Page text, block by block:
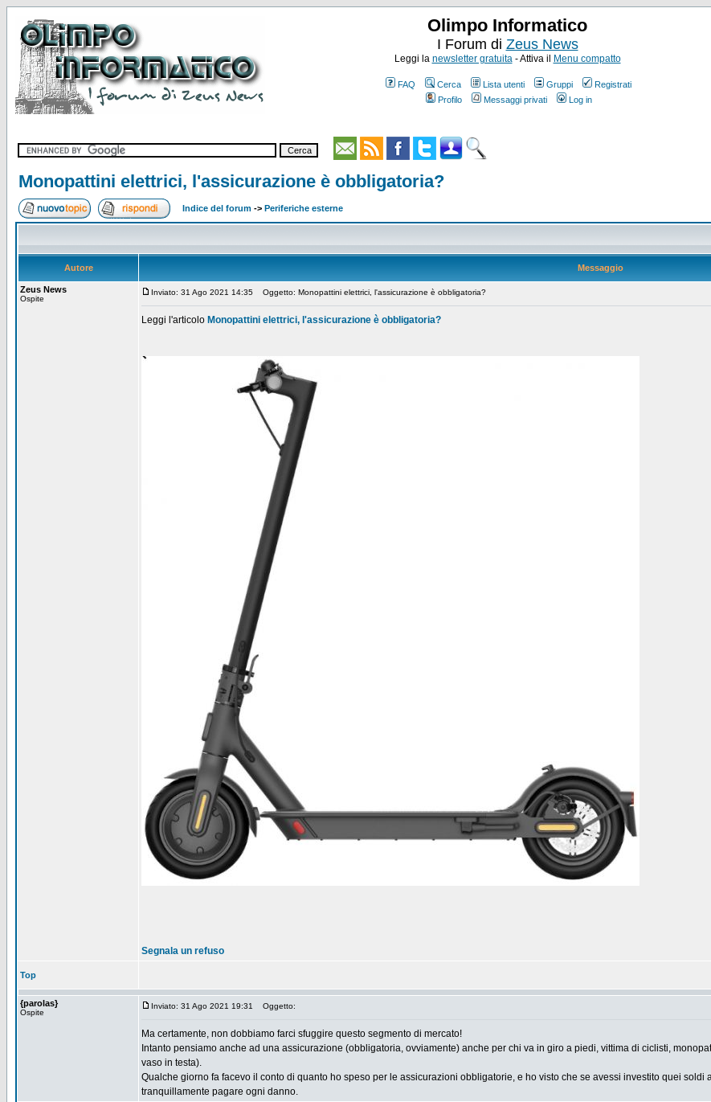
Olimpo Informatico
I Forum di Zeus News
Leggi la newsletter gratuita- Attiva il Menu compatto
FAQ Cerca Lista utenti Gruppi
Registrati
Profilo
Messaggi privati Log in
Monopattini elettrici, l'assicurazione è obbligatoria?
Indice del forum -> Periferiche esterne
Autore Messaggio
Zeus News
Ospite
Inviato: 31 Ago 2021 14:35 Oggetto: Monopattini elettrici, l'assicurazione è obbligatoria?
Leggi l'articolo Monopattini elettrici, l'assicurazione è obbligatoria?
Segnala un refuso
Top
{parolas}
Ospite
Inviato: 31 Ago 2021 19:31 Oggetto:
Ma certamente, non dobbiamo farci sfuggire questo segmento di mercato!
Intanto pensiamo anche ad una assicurazione (obbligatoria, ovviamente) anche per chi va in giro a piedi, vittima di ciclisti,
vaso in testa).
Qualche giorno fa facevo il conto di quanto ho speso per le assicurazioni obbligatorie, e ho visto che se avessi investito quei
tranquillamente pagare ogni danno.